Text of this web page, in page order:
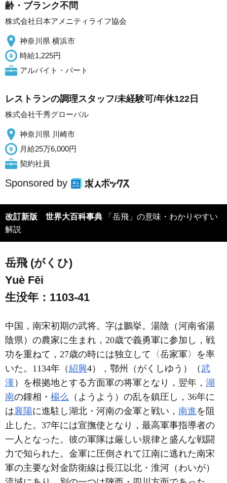
齢・ブランク不問
株式会社日本アメニティライフ協会
神奈川県 横浜市
時給1,225円
アルバイト・パート
レストランの調理スタッフ/未経験可/年休122日
株式会社千秀グローバル
神奈川県 川崎市
月給25万6,000円
契約社員
Sponsored by
改訂新版 世界大百科事典
解説
岳飛 (がくひ)
Yuè Fēi
生没年：1103-41
中国，南宋初期の武将。字は鵬挙。湯陰（河南省湯
陰県）の農家に生まれ，20歳で義勇軍に参加し，戦
功を重ねて，27歳の時には独立して〈岳家軍〉を率
いた。1134年（紹興4），鄂州（がくしゆう）（武
漢 ）を根拠地とする方面軍の将軍となり，翌年， 湖
南の鍾相・ 楊么 （ようよう）の乱を鎮圧し，36年に
は襄陽に進駐し湖北・河南の金軍と戦い， 南進 を阻
止した。37年には宣撫使となり，最高軍事指導者の
一人となった。彼の軍隊は厳しい規律と盛んな戦闘
力で知られた。金軍に圧倒されて江南に逃れた南宋
軍の主要な対金防衛線は長江以北・淮河（わいが）